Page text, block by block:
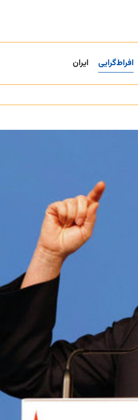
افراط‌گرایی ایران